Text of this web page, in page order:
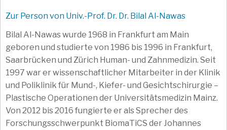
Zur Person von Univ.-Prof. Dr. Dr. Bilal Al-Nawas
Bilal Al-Nawas wurde 1968 in Frankfurt am Main
geboren und studierte von 1986 bis 1996 in Frankfurt,
Saarbrücken und Zürich Human- und Zahnmedizin. Seit
1997 war er wissenschaftlicher Mitarbeiter in der Klinik
und Poliklinik für Mund-, Kiefer- und Gesichtschirurgie –
Plastische Operationen der Universitätsmedizin Mainz.
Von 2012 bis 2016 fungierte er als Sprecher des
Forschungsschwerpunkt BiomaTiCS der Johannes